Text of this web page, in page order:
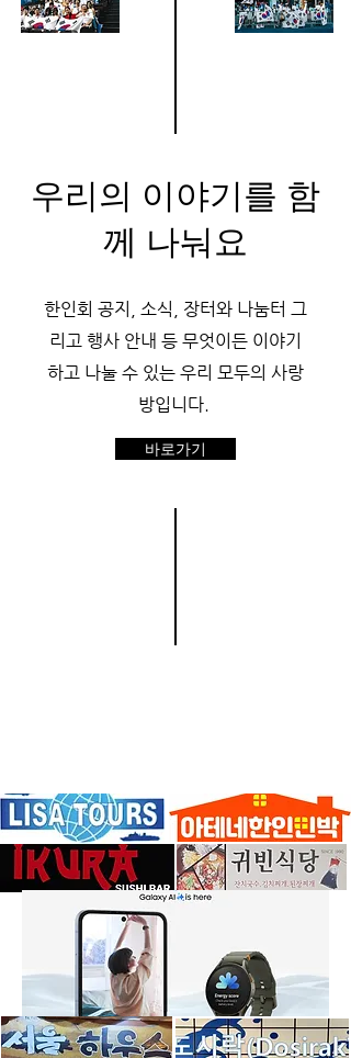
우리의 이야기를 함
께 나눠요
한인회 공지, 소식, 장터와 나눔터 그
리고 행사 안내 등 무엇이든 이야기
하고 나눌 수 있는 우리 모두의 사랑
방입니다.
바로가기